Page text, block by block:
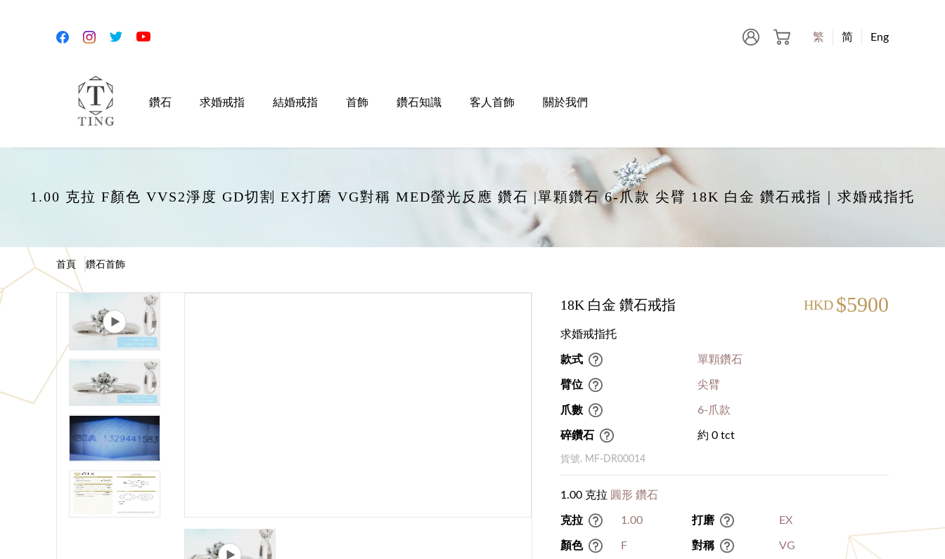
繁 简 Eng
鑽石 求婚戒指 結婚戒指 首飾 鑽石知識 客人首飾 關於我們
1.00 克拉 F顏色 VVS2淨度 GD切割 EX打磨 VG對稱 MED螢光反應 鑽石 |單顆鑽石 6-爪款 尖臂 18K 白金 鑽石戒指｜求婚戒指托
首頁 鑽石首飾
18K 白金 鑽石戒指 HKD $5900
求婚戒指托
款式 單顆鑽石
臂位 尖臂
爪數 6-爪款
碎鑽石 約 0 tct
貨號. MF-DR00014
1.00 克拉 圓形 鑽石
克拉 1.00
顏色 F
打磨 EX
對稱 VG